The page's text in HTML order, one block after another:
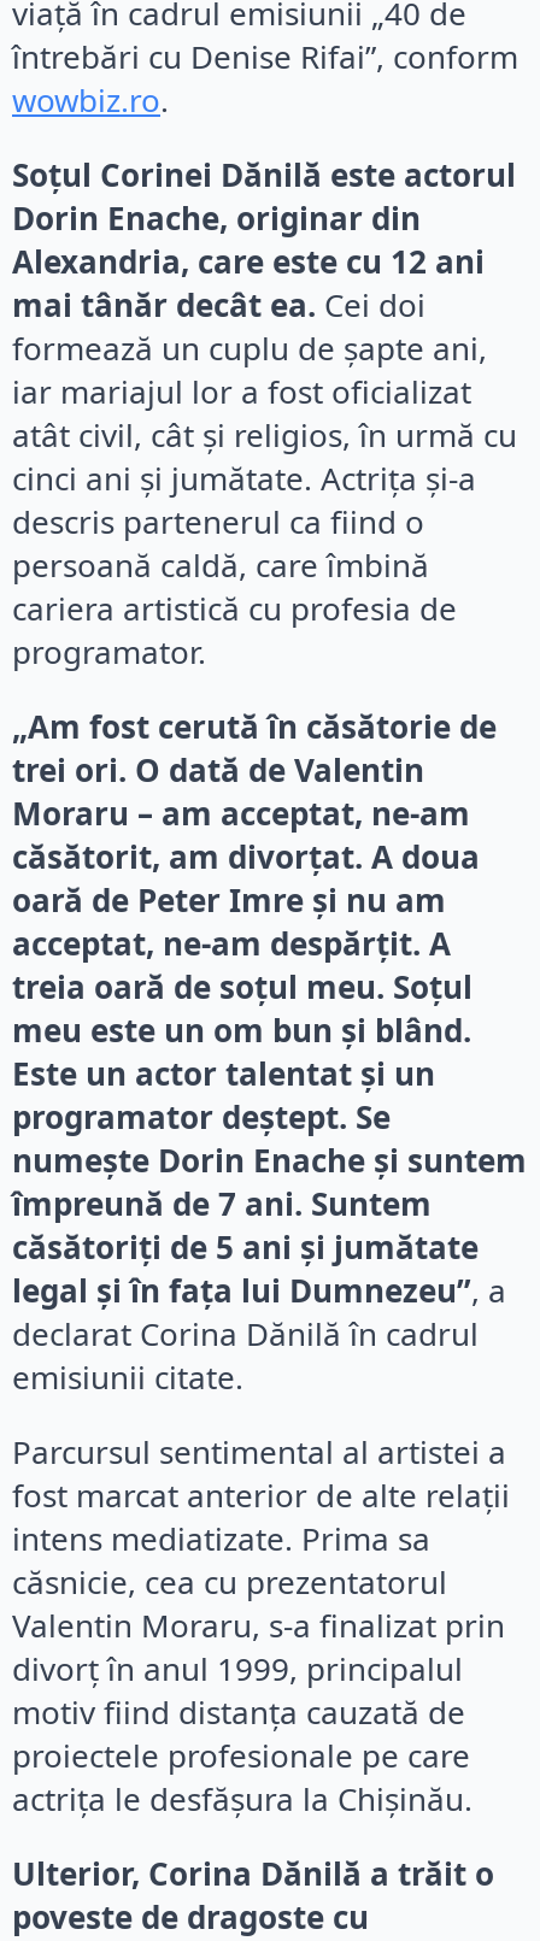
viață în cadrul emisiunii „40 de
întrebări cu Denise Rifai”, conform
wowbiz.ro.
Soțul Corinei Dănilă este actorul
Dorin Enache, originar din
Alexandria, care este cu 12 ani
mai tânăr decât ea. Cei doi
formează un cuplu de șapte ani,
iar mariajul lor a fost oficializat
atât civil, cât și religios, în urmă cu
cinci ani și jumătate. Actrița și-a
descris partenerul ca fiind o
persoană caldă, care îmbină
cariera artistică cu profesia de
programator.
„Am fost cerută în căsătorie de
trei ori. O dată de Valentin
Moraru – am acceptat, ne-am
căsătorit, am divorțat. A doua
oară de Peter Imre și nu am
acceptat, ne-am despărțit. A
treia oară de soțul meu. Soțul
meu este un om bun și blând.
Este un actor talentat și un
programator deștept. Se
numește Dorin Enache și suntem
împreună de 7 ani. Suntem
căsătoriți de 5 ani și jumătate
legal și în fața lui Dumnezeu”, a
declarat Corina Dănilă în cadrul
emisiunii citate.
Parcursul sentimental al artistei a
fost marcat anterior de alte relații
intens mediatizate. Prima sa
căsnicie, cea cu prezentatorul
Valentin Moraru, s-a finalizat prin
divorț în anul 1999, principalul
motiv fiind distanța cauzată de
proiectele profesionale pe care
actrița le desfășura la Chișinău.
Ulterior, Corina Dănilă a trăit o
poveste de dragoste cu